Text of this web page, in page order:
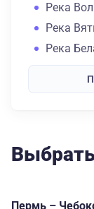
Река
Река
Река
Пермь –